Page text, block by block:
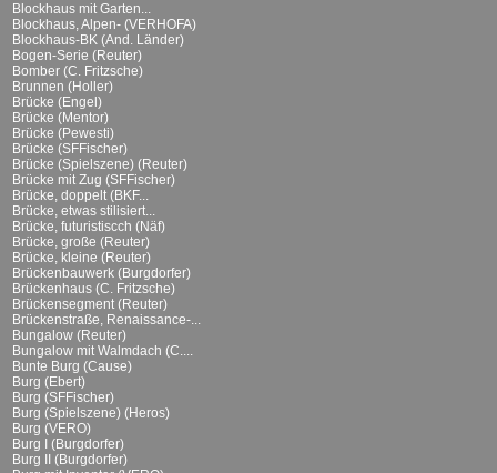
Blockhaus mit Garten...
Blockhaus, Alpen- (VERHOFA)
Blockhaus-BK (And. Länder)
Bogen-Serie (Reuter)
Bomber (C. Fritzsche)
Brunnen (Holler)
Brücke (Engel)
Brücke (Mentor)
Brücke (Pewesti)
Brücke (SFFischer)
Brücke (Spielszene) (Reuter)
Brücke mit Zug (SFFischer)
Brücke, doppelt (BKF...
Brücke, etwas stilisiert...
Brücke, futuristiscch (Näf)
Brücke, große (Reuter)
Brücke, kleine (Reuter)
Brückenbauwerk (Burgdorfer)
Brückenhaus (C. Fritzsche)
Brückensegment (Reuter)
Brückenstraße, Renaissance-...
Bungalow (Reuter)
Bungalow mit Walmdach (C....
Bunte Burg (Cause)
Burg (Ebert)
Burg (SFFischer)
Burg (Spielszene) (Heros)
Burg (VERO)
Burg I (Burgdorfer)
Burg II (Burgdorfer)